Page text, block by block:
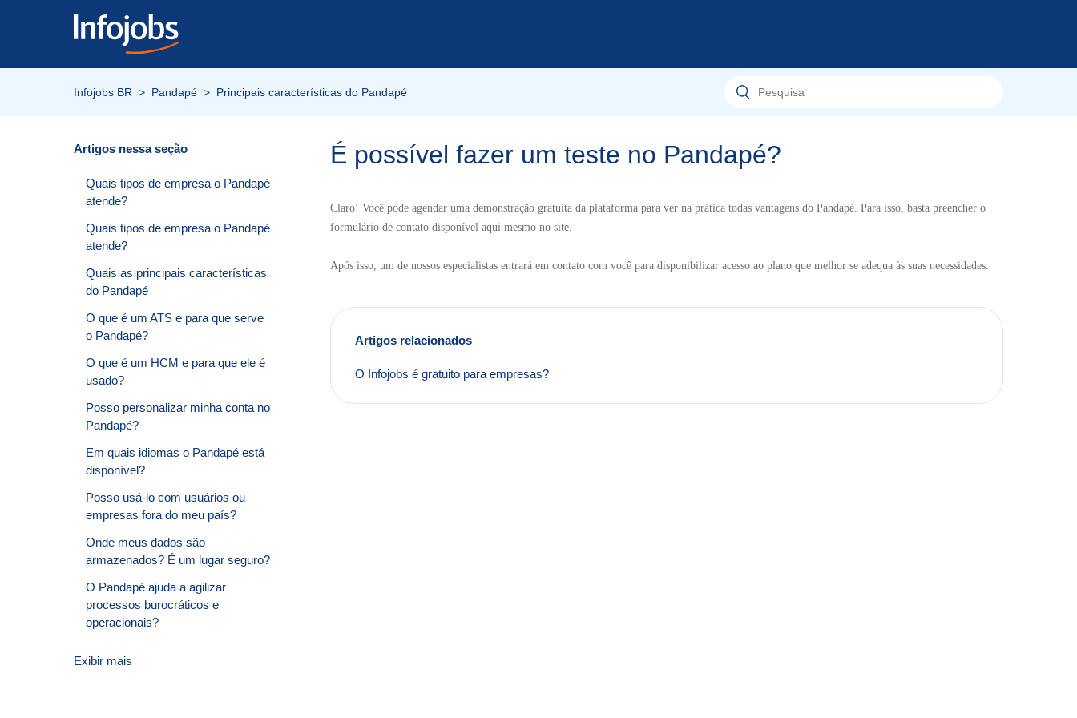
Infojobs BR Pandapé Principais características do Pandapé
Artigos nessa seção
Quais tipos de empresa o Pandapé
atende?
Quais tipos de empresa o Pandapé
atende?
Quais as principais características
do Pandapé
O que é um ATS e para que serve
o Pandapé?
O que é um HCM e para que ele é
usado?
Posso personalizar minha conta no
Pandapé?
Em quais idiomas o Pandapé está
disponível?
Posso usá-lo com usuários ou
empresas fora do meu país?
Onde meus dados são
armazenados? É um lugar seguro?
O Pandapé ajuda a agilizar
processos burocráticos e
operacionais?
Exibir mais
É possível fazer um teste no Pandapé?
Claro! Você pode agendar uma demonstração gratuita da plataforma para ver na prática todas vantagens do Pandapé. Para isso, basta preencher o
formulário de contato disponível aqui mesmo no site.
Após isso, um de nossos especialistas entrará em contato com você para disponibilizar acesso ao plano que melhor se adequa às suas necessidades.
Artigos relacionados
O Infojobs é gratuito para empresas?